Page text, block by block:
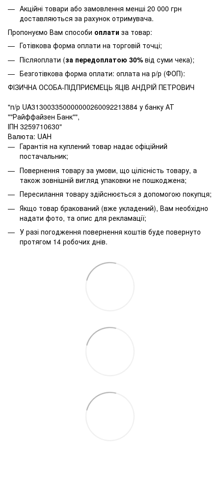
Акційні товари або замовлення менші 20 000 грн
доставляються за рахунок отримувача.
Пропонуємо Вам способи оплати за товар:
Готівкова форма оплати на торговій точці;
Післяоплати (за передоплатою 30% від суми чека);
Безготівкова форма оплати: оплата на р/р (ФОП):
ФІЗИЧНА ОСОБА-ПІДПРИЄМЕЦЬ ЯЦІВ АНДРІЙ ПЕТРОВИЧ
"п/р UA313003350000000260092213884 у банку АТ
""Райффайзен Банк"",
ІПН 3259710630"
Валюта: UAH
Гарантія на куплений товар надає офіційний
постачальник;
Повернення товару за умови, що цілісність товару, а
також зовнішній вигляд упаковки не пошкоджена;
Пересилання товару здійснюється з допомогою покупця;
Якщо товар бракований (вже укладений), Вам необхідно
надати фото, та опис для рекламації;
У разі погодження повернення коштів буде повернуто
протягом 14 робочих днів.